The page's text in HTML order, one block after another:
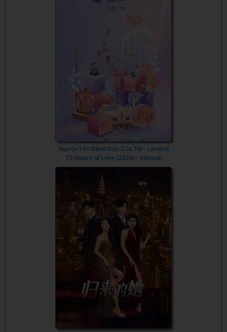
Người Yêu Blind Box Của Tôi - Limited
72 Hours of Love (2024) - Vietsub